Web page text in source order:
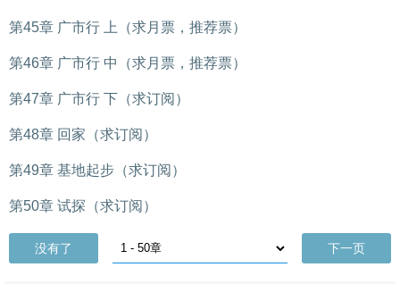
第45章 广市行 上（求月票，推荐票）
第46章 广市行 中（求月票，推荐票）
第47章 广市行 下（求订阅）
第48章 回家（求订阅）
第49章 基地起步（求订阅）
第50章 试探（求订阅）
没有了 下一页